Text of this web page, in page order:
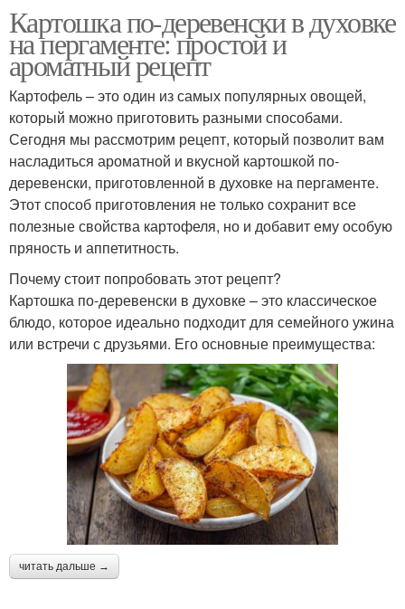
Картошка по-деревенски в духовке
на пергаменте: простой и
ароматный рецепт
Картофель – это один из самых популярных овощей,
который можно приготовить разными способами.
Сегодня мы рассмотрим рецепт, который позволит вам
насладиться ароматной и вкусной картошкой по-
деревенски, приготовленной в духовке на пергаменте.
Этот способ приготовления не только сохранит все
полезные свойства картофеля, но и добавит ему особую
пряность и аппетитность.
Почему стоит попробовать этот рецепт?
Картошка по-деревенски в духовке – это классическое
блюдо, которое идеально подходит для семейного ужина
или встречи с друзьями. Его основные преимущества:
читать дальше →